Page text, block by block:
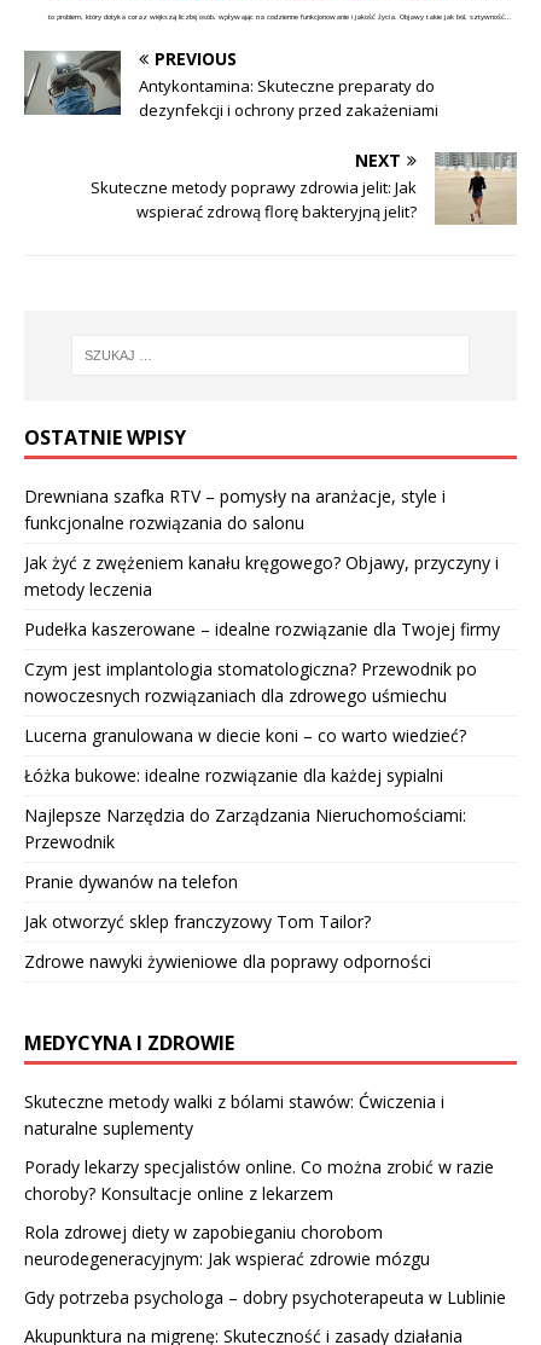
to problem, który dotyka coraz większą liczbę osób, wpływając na codzienne funkcjonowanie i jakość życia. Objawy takie jak ból, sztywność...
PREVIOUS
Antykontamina: Skuteczne preparaty do
dezynfekcji i ochrony przed zakażeniami
NEXT
Skuteczne metody poprawy zdrowia jelit: Jak
wspierać zdrową florę bakteryjną jelit?
OSTATNIE WPISY
Drewniana szafka RTV – pomysły na aranżacje, style i
funkcjonalne rozwiązania do salonu
Jak żyć z zwężeniem kanału kręgowego? Objawy, przyczyny i
metody leczenia
Pudełka kaszerowane – idealne rozwiązanie dla Twojej firmy
Czym jest implantologia stomatologiczna? Przewodnik po
nowoczesnych rozwiązaniach dla zdrowego uśmiechu
Lucerna granulowana w diecie koni – co warto wiedzieć?
Łóżka bukowe: idealne rozwiązanie dla każdej sypialni
Najlepsze Narzędzia do Zarządzania Nieruchomościami:
Przewodnik
Pranie dywanów na telefon
Jak otworzyć sklep franczyzowy Tom Tailor?
Zdrowe nawyki żywieniowe dla poprawy odporności
MEDYCYNA I ZDROWIE
Skuteczne metody walki z bólami stawów: Ćwiczenia i
naturalne suplementy
Porady lekarzy specjalistów online. Co można zrobić w razie
choroby? Konsultacje online z lekarzem
Rola zdrowej diety w zapobieganiu chorobom
neurodegeneracyjnym: Jak wspierać zdrowie mózgu
Gdy potrzeba psychologa – dobry psychoterapeuta w Lublinie
Akupunktura na migrenę: Skuteczność i zasady działania